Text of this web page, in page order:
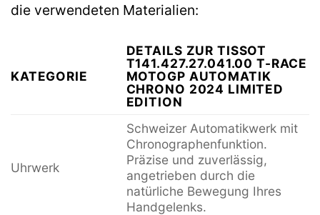
die verwendeten Materialien:
KATEGORIE
DETAILS ZUR TISSOT
T141.427.27.041.00 T-RACE
MOTOGP AUTOMATIK
CHRONO 2024 LIMITED
EDITION
Uhrwerk
Schweizer Automatikwerk mit
Chronographenfunktion.
Präzise und zuverlässig,
angetrieben durch die
natürliche Bewegung Ihres
Handgelenks.